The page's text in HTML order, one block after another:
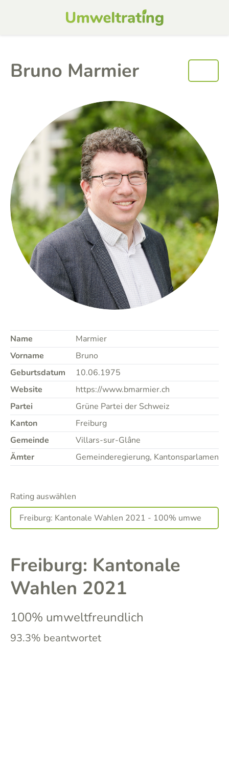
Bruno Marmier
Name
Marmier
Vorname
Bruno
Geburtsdatum
10.06.1975
Website
https://www.bmarmier.ch
Partei
Grüne Partei der Schweiz
Kanton
Freiburg
Gemeinde
Villars-sur-Glâne
Ämter
Gemeinderegierung, Kantonsparlament
Rating auswählen
Freiburg: Kantonale
Wahlen 2021
100% umweltfreundlich
93.3% beantwortet